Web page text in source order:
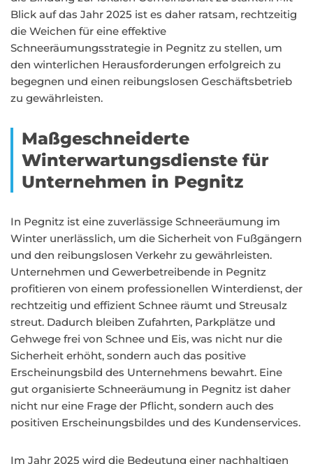
Blick auf das Jahr 2025 ist es daher ratsam, rechtzeitig
die Weichen für eine effektive
Schneeräumungsstrategie in Pegnitz zu stellen, um
den winterlichen Herausforderungen erfolgreich zu
begegnen und einen reibungslosen Geschäftsbetrieb
zu gewährleisten.
Maßgeschneiderte
Winterwartungsdienste für
Unternehmen in Pegnitz
In Pegnitz ist eine zuverlässige Schneeräumung im
Winter unerlässlich, um die Sicherheit von Fußgängern
und den reibungslosen Verkehr zu gewährleisten.
Unternehmen und Gewerbetreibende in Pegnitz
profitieren von einem professionellen Winterdienst, der
rechtzeitig und effizient Schnee räumt und Streusalz
streut. Dadurch bleiben Zufahrten, Parkplätze und
Gehwege frei von Schnee und Eis, was nicht nur die
Sicherheit erhöht, sondern auch das positive
Erscheinungsbild des Unternehmens bewahrt. Eine
gut organisierte Schneeräumung in Pegnitz ist daher
nicht nur eine Frage der Pflicht, sondern auch des
positiven Erscheinungsbildes und des Kundenservices.
Im Jahr 2025 wird die Bedeutung einer nachhaltigen